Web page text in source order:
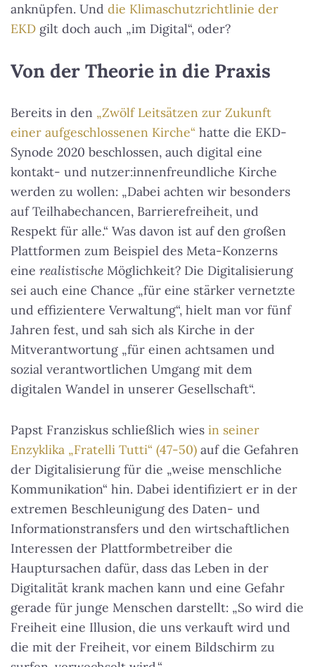
anknüpfen. Und die Klimaschutzrichtlinie der
EKD gilt doch auch „im Digital“, oder?
Von der Theorie in die Praxis
Bereits in den „Zwölf Leitsätzen zur Zukunft
einer aufgeschlossenen Kirche“ hatte die EKD-
Synode 2020 beschlossen, auch digital eine
kontakt- und nutzer:innenfreundliche Kirche
werden zu wollen: „Dabei achten wir besonders
auf Teilhabechancen, Barrierefreiheit, und
Respekt für alle.“ Was davon ist auf den großen
Plattformen zum Beispiel des Meta-Konzerns
eine realistische Möglichkeit? Die Digitalisierung
sei auch eine Chance „für eine stärker vernetzte
und effizientere Verwaltung“, hielt man vor fünf
Jahren fest, und sah sich als Kirche in der
Mitverantwortung „für einen achtsamen und
sozial verantwortlichen Umgang mit dem
digitalen Wandel in unserer Gesellschaft“.
Papst Franziskus schließlich wies in seiner
Enzyklika „Fratelli Tutti“ (47-50) auf die Gefahren
der Digitalisierung für die „weise menschliche
Kommunikation“ hin. Dabei identifiziert er in der
extremen Beschleunigung des Daten- und
Informationstransfers und den wirtschaftlichen
Interessen der Plattformbetreiber die
Hauptursachen dafür, dass das Leben in der
Digitalität krank machen kann und eine Gefahr
gerade für junge Menschen darstellt: „So wird die
Freiheit eine Illusion, die uns verkauft wird und
die mit der Freiheit, vor einem Bildschirm zu